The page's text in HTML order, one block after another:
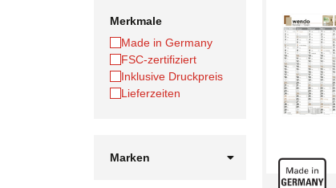
Merkmale
Made in Germany
FSC-zertifiziert
Inklusive Druckpreis
Lieferzeiten
Marken